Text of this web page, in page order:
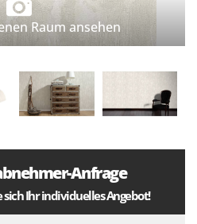
Raum ansehen
Anfrage
sich Ihr individuelles Angebot!